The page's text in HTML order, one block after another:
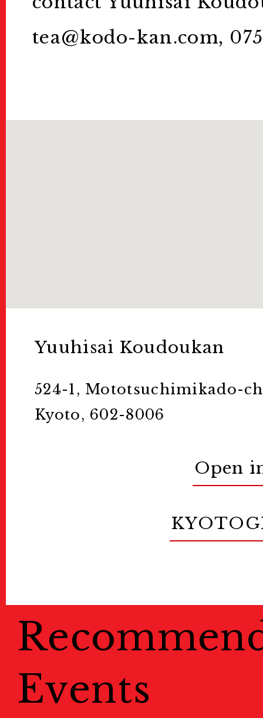
tea@kodo-kan.com,
Yuuhisai Koudoukan
524-1, Mototsuchimikado-
Kyoto, 602-8006
Open
Events
KG Friends/
For Visitors
インフォメーション